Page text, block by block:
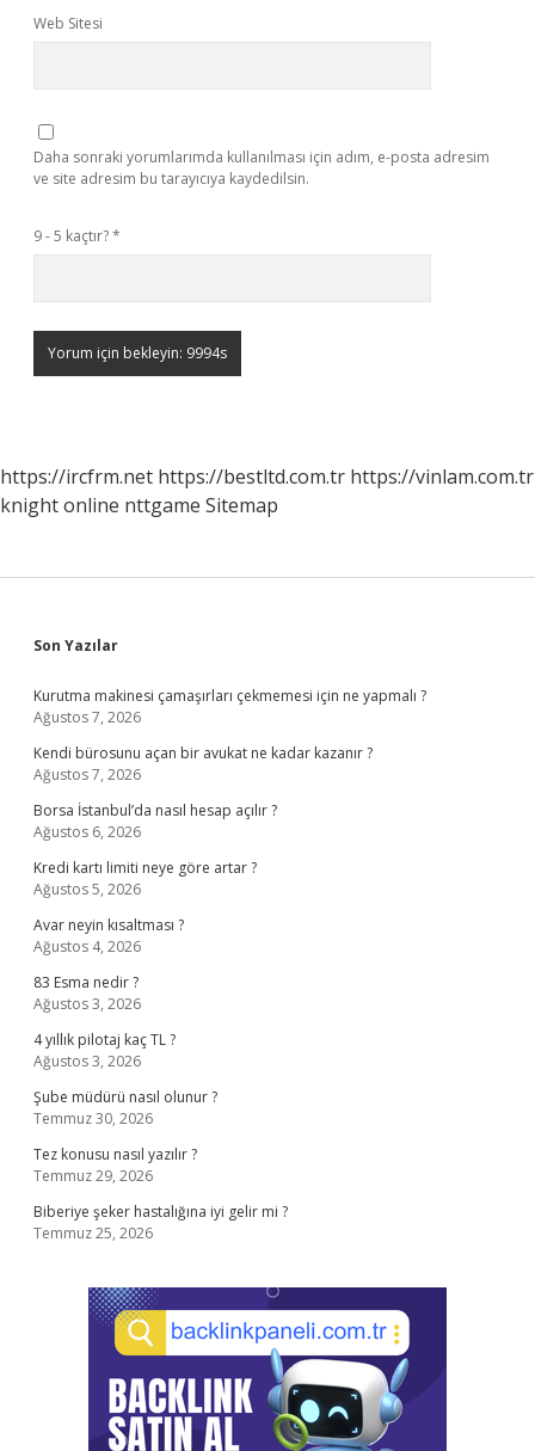
Web Sitesi
Daha sonraki yorumlarımda kullanılması için adım, e-posta adresim
ve site adresim bu tarayıcıya kaydedilsin.
9 - 5 kaçtır?*
https://ircfrm.net https://bestltd.com.tr https://vinlam.com.tr
knight online nttgame Sitemap
Sidebar
Son Yazılar
Kurutma makinesi çamaşırları çekmemesi için ne yapmalı ?
Ağustos 7, 2026
Kendi bürosunu açan bir avukat ne kadar kazanır ?
Ağustos 7, 2026
Borsa İstanbul’da nasıl hesap açılır ?
Ağustos 6, 2026
Kredi kartı limiti neye göre artar ?
Ağustos 5, 2026
Avar neyin kısaltması ?
Ağustos 4, 2026
83 Esma nedir ?
Ağustos 3, 2026
4 yıllık pilotaj kaç TL ?
Ağustos 3, 2026
Şube müdürü nasıl olunur ?
Temmuz 30, 2026
Tez konusu nasıl yazılır ?
Temmuz 29, 2026
Biberiye şeker hastalığına iyi gelir mi ?
Temmuz 25, 2026